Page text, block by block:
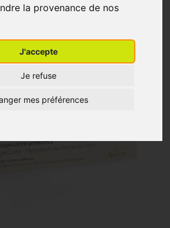
la provenance de nos
J'accepte
Je refuse
mes préférences
AVENE